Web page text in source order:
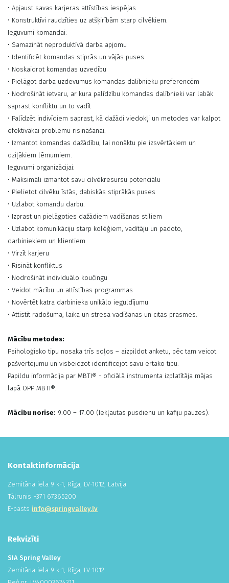
• Apjaust savas karjeras attīstības iespējas
• Konstruktīvi raudzīties uz atšķirībām starp cilvēkiem.
Ieguvumi komandai:
• Samazināt neproduktīvā darba apjomu
• Identificēt komandas stiprās un vājās puses
• Noskaidrot komandas uzvedību
• Pielāgot darba uzdevumus komandas dalībnieku preferencēm
• Nodrošināt ietvaru, ar kura palīdzību komandas dalībnieki var labāk
saprast konfliktu un to vadīt
• Palīdzēt indivīdiem saprast, kā dažādi viedokļi un metodes var kalpot
efektīvākai problēmu risināšanai.
• Izmantot komandas dažādību, lai nonāktu pie izsvērtākiem un
dziļākiem lēmumiem.
Ieguvumi organizācijai:
• Maksimāli izmantot savu cilvēkresursu potenciālu
• Pielietot cilvēku īstās, dabiskās stiprākās puses
• Uzlabot komandu darbu.
• Izprast un pielāgoties dažādiem vadīšanas stiliem
• Uzlabot komunikāciju starp kolēģiem, vadītāju un padoto,
darbiniekiem un klientiem
• Virzīt karjeru
• Risināt konfliktus
• Nodrošināt individuālo koučingu
• Veidot mācību un attīstības programmas
• Novērtēt katra darbinieka unikālo ieguldījumu
• Attīstīt radošuma, laika un stresa vadīšanas un citas prasmes.
Mācību metodes:
Psiholoģisko tipu nosaka trīs soļos – aizpildot anketu, pēc tam veicot
pašvērtējumu un visbeidzot identificējot savu ērtāko tipu.
Papildu informācija par MBTI® - oficiālā instrumenta izplatītāja mājas
lapā OPP MBTI®.
Mācību norise: 9.00 – 17.00 (Iekļautas pusdienu un kafiju pauzes).
Kontaktinformācija
Zemitāna iela 9 k-1, Rīga, LV-1012, Latvija
Tālrunis +371 67365200
E-pasts info@springvalley.lv
Rekvizīti
SIA Spring Valley
Zemitāna iela 9 k-1, Rīga, LV-1012